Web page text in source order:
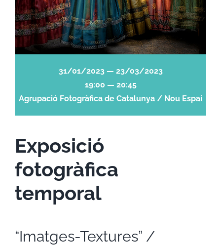
Exposició
fotogràfica
temporal
“Imatges-Textures” /
31/01/2023 — 23/03/2023
19:00 — 20:45
Agrupació Fotogràfica de Catalunya / Nou Espai